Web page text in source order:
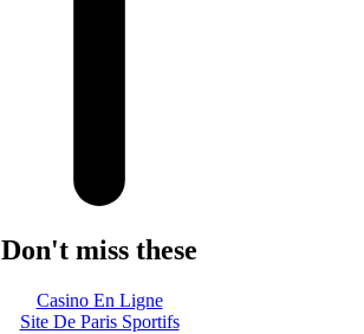
Don't miss these
Casino En Ligne
Site De Paris Sportifs